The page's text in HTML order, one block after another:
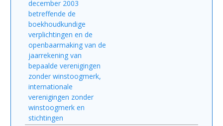
december 2003
betreffende de
boekhoudkundige
verplichtingen en de
openbaarmaking van de
jaarrekening van
bepaalde verenigingen
zonder winstoogmerk,
internationale
verenigingen zonder
winstoogmerk en
stichtingen